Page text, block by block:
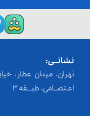
نشانــی:
اعـتصــامی، طبـــقه 3